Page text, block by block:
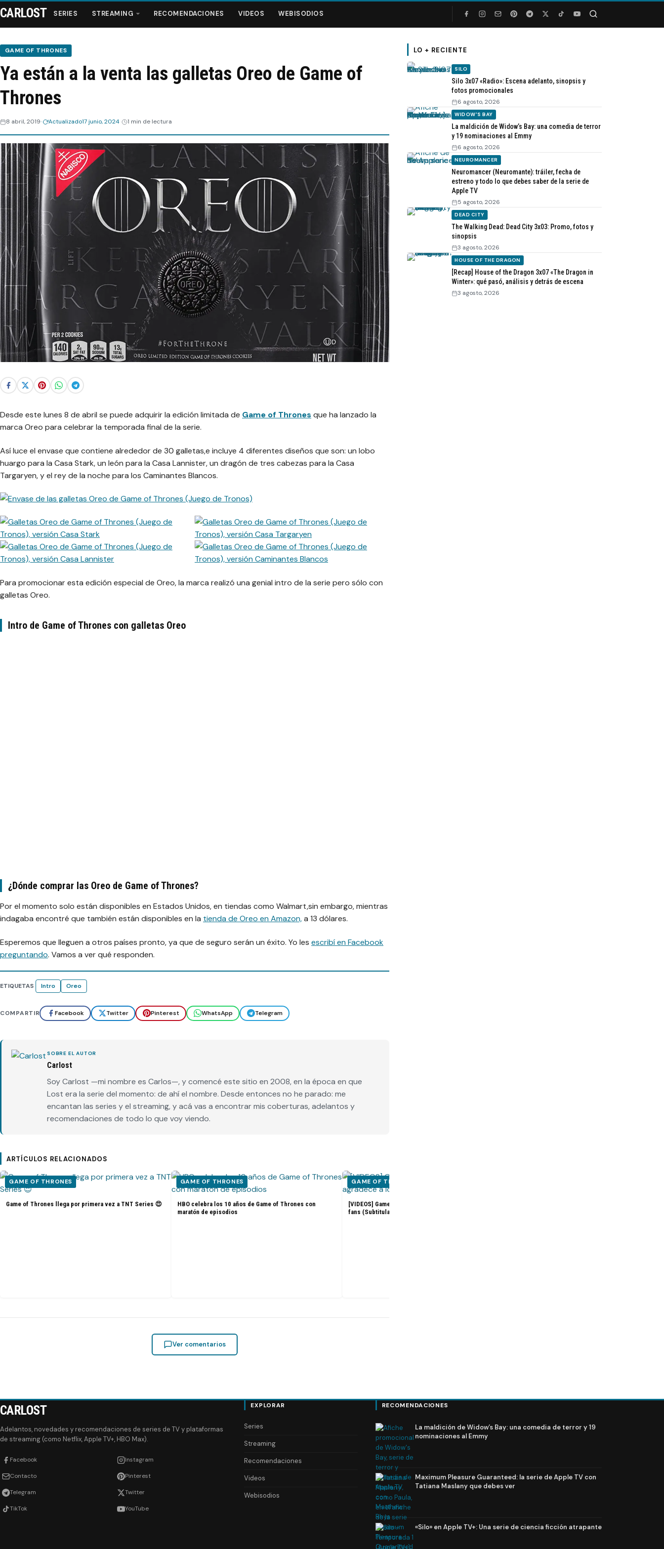
Series
Streaming
Videos
Webisodios
CARLOST SERIES STREAMING RECOMENDACIONES VIDEOS WEBISODIOS
GAME OF THRONES
Ya están a la venta las galletas Oreo de Game of
Thrones
8 abril, 2019 Actualizado17 junio, 2024 1 min de lectura
Desde este lunes 8 de abril se puede adquirir la edición limitada de Game of Thrones que ha lanzado la
marca Oreo para celebrar la temporada final de la serie.
Así luce el envase que contiene alrededor de 30 galletas,e incluye 4 diferentes diseños que son: un lobo
huargo para la Casa Stark, un león para la Casa Lannister, un dragón de tres cabezas para la Casa
Targaryen, y el rey de la noche para los Caminantes Blancos.
Para promocionar esta edición especial de Oreo, la marca realizó una genial intro de la serie pero sólo con
galletas Oreo.
Intro de Game of Thrones con galletas Oreo
¿Dónde comprar las Oreo de Game of Thrones?
Por el momento solo están disponibles en Estados Unidos, en tiendas como Walmart,sin embargo, mientras
indagaba encontré que también están disponibles en la tienda de Oreo en Amazon,a 13 dólares.
Esperemos que lleguen a otros países pronto, ya que de seguro serán un éxito. Yo les escribí en Facebook
preguntando. Vamos a ver qué responden.
ETIQUETAS Intro Oreo
COMPARTIR Facebook Twitter Pinterest WhatsApp Telegram
SOBRE EL AUTOR
Carlost
Soy Carlost —mi nombre es Carlos—, y comencé este sitio en 2008, en la época en que
Lost era la serie del momento: de ahí el nombre. Desde entonces no he parado: me
encantan las series y el streaming, y acá vas a encontrar mis coberturas, adelantos y
recomendaciones de todo lo que voy viendo.
ARTÍCULOS RELACIONADOS
GAME OF THRONES
Game of Thrones llega por primera vez a TNT Series 😍
GAME OF THRONES
HBO celebra los 10 años de Game of Thrones con
maratón de episodios
GAME OF THRONES
[VIDEOS] Game of Thrones: El elenco agradece a los
fans (Subtitulado)
Ver comentarios
LO + RECIENTE
SILO
Silo 3x07 «Radio»: Escena adelanto, sinopsis y
fotos promocionales
6 agosto, 2026
WIDOW'S BAY
La maldición de Widow’s Bay: una comedia de terror
y 19 nominaciones al Emmy
6 agosto, 2026
NEUROMANCER
Neuromancer (Neuromante): tráiler, fecha de
estreno y todo lo que debes saber de la serie de
Apple TV
5 agosto, 2026
DEAD CITY
The Walking Dead: Dead City 3x03: Promo, fotos y
sinopsis
3 agosto, 2026
HOUSE OF THE DRAGON
[Recap] House of the Dragon 3x07 «The Dragon in
Winter»: qué pasó, análisis y detrás de escena
3 agosto, 2026
CARLOST
Adelantos, novedades y recomendaciones de series de TV y plataformas
de streaming (como Netflix, Apple TV+, HBO Max).
Facebook Instagram
Contacto Pinterest
Telegram Twitter
TikTok YouTube
EXPLORAR
Series
Streaming
Recomendaciones
Videos
Webisodios
RECOMENDACIONES
La maldición de Widow’s Bay: una comedia de terror y 19
nominaciones al Emmy
Maximum Pleasure Guaranteed: la serie de Apple TV con
Tatiana Maslany que debes ver
«Silo» en Apple TV+: Una serie de ciencia ficción atrapante